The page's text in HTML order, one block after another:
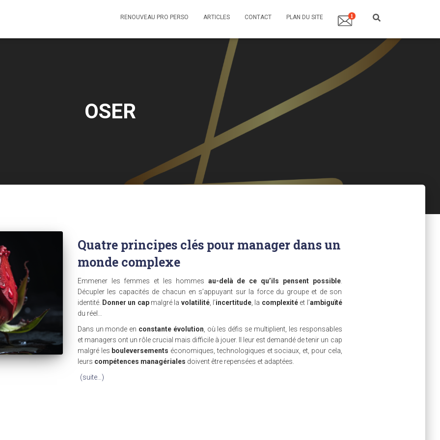
RENOUVEAU PRO PERSO ARTICLES CONTACT PLAN DU SITE
OSER
Quatre principes clés pour manager dans un
monde complexe
Emmener les femmes et les hommes au-delà de ce qu’ils pensent possible.
Décupler les capacités de chacun en s’appuyant sur la force du groupe et de son
identité. Donner un capmalgré la volatilité, l’incertitude , la complexité et l’ambiguïté
du réel…
Dans un monde en constante évolution , où les défis se multiplient, les responsables
et managers ont un rôle crucial mais difficile à jouer. Il leur est demandé de tenir un cap
malgré les bouleversements économiques, technologiques et sociaux, et, pour cela,
leurs compétences managériales doivent être repensées et adaptées.
(suite…)